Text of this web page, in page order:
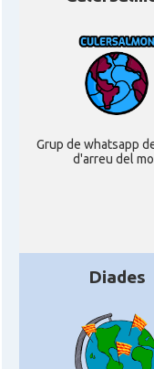
Grup de whatsapp
d'arreu del
Diades